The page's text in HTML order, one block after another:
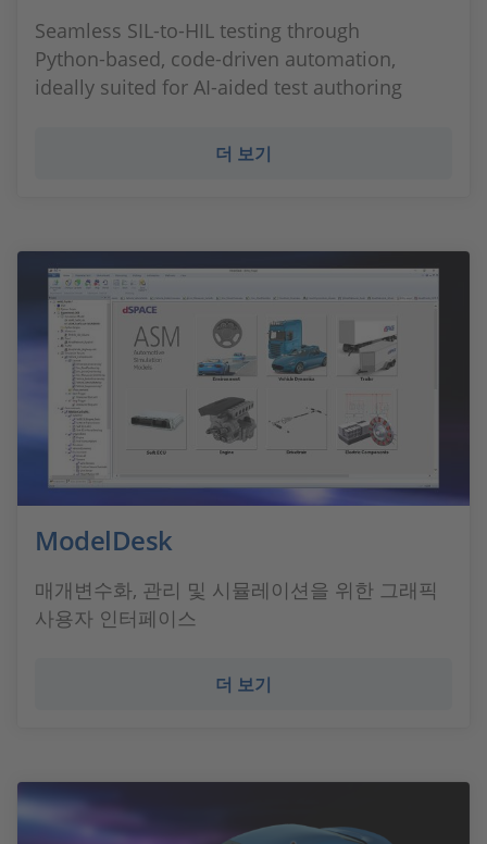
Seamless SIL‑to‑HIL testing through
Python‑based, code‑driven automation,
ideally suited for AI‑aided test authoring
더 보기
ModelDesk
매개변수화, 관리 및 시뮬레이션을 위한 그래픽
사용자 인터페이스
더 보기